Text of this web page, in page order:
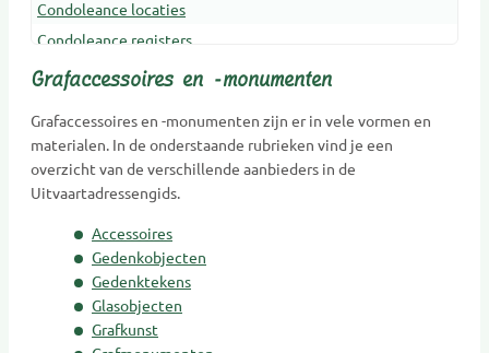
Condoleance locaties
Condoleance registers
Crematoria
Dragers
Erfenis en belasting
Gedenkobjecten
Gedenksieraden
Gedenktekens
Glasobjecten
Goede doelen
Grafaccessoires en -monumenten
Grafaccessoires en -monumenten zijn er in vele vormen en
materialen. In de onderstaande rubrieken vind je een
overzicht van de verschillende aanbieders in de
Uitvaartadressengids.
Accessoires
Gedenkobjecten
Gedenktekens
Glasobjecten
Grafkunst